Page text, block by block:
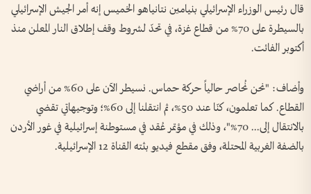
قال رئيس الوزراء الإسرائيلي بنيامين نتانياهو الخميس إنه أمر الجيش الإسرائيلي
بالسيطرة على 70% من قطاع غزة، في تحدّ لشروط وقف إطلاق النار المعلن منذ
أكتوبر الفائت.
وأضاف: "نحن نُحاصر حالياً حركة حماس. نسيطر الآن على 60% من أراضي
القطاع. كما تعلمون، كنّا عند 50%، ثم انتقلنا إلى 60%؛ وتوجيهاتي تقضي
بالانتقال إلى... 70%"، وذلك في مؤتمر عُقد في مستوطنة إسرائيلية في غور الأردن
بالضفة الغربية المحتلة، وفق مقطع فيديو بثته القناة 12 الإسرائيلية.